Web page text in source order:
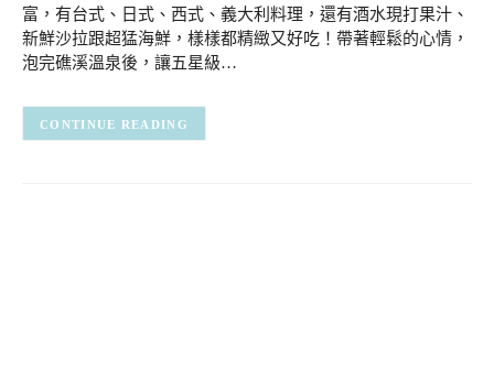
富，有台式、日式、西式、義大利料理，還有酒水現打果汁、
新鮮沙拉跟超猛海鮮，樣樣都精緻又好吃！帶著輕鬆的心情，
泡完礁溪溫泉後，讓五星級…
CONTINUE READING